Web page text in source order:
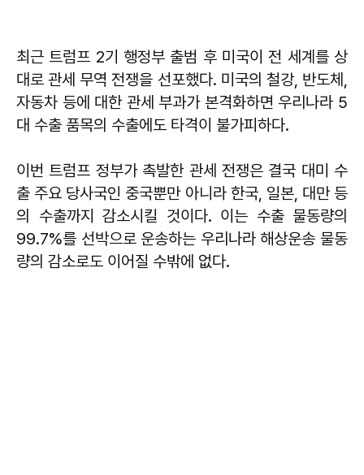
최근 트럼프 2기 행정부 출범 후 미국이 전 세계를 상
대로 관세 무역 전쟁을 선포했다. 미국의 철강, 반도체,
자동차 등에 대한 관세 부과가 본격화하면 우리나라 5
대 수출 품목의 수출에도 타격이 불가피하다.
이번 트럼프 정부가 촉발한 관세 전쟁은 결국 대미 수
출 주요 당사국인 중국뿐만 아니라 한국, 일본, 대만 등
의 수출까지 감소시킬 것이다. 이는 수출 물동량의
99.7%를 선박으로 운송하는 우리나라 해상운송 물동
량의 감소로도 이어질 수밖에 없다.